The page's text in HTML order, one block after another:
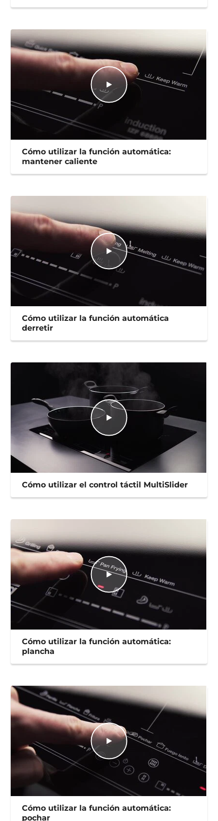
Cómo utilizar la función automática:
mantener caliente
Cómo utilizar la función automática
derretir
Cómo utilizar el control táctil MultiSlider
Cómo utilizar la función automática:
plancha
Cómo utilizar la función automática:
pochar